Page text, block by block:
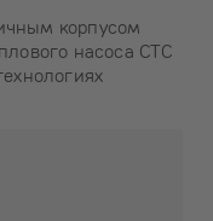
корпусом
насоса CTC